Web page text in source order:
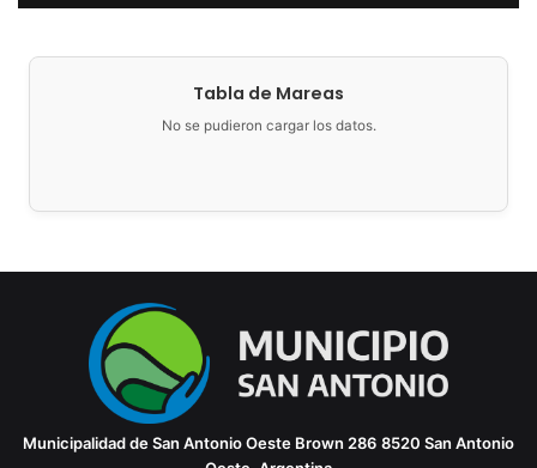
Tabla de Mareas
No se pudieron cargar los datos.
Municipalidad de San Antonio Oeste Brown 286 8520 San Antonio